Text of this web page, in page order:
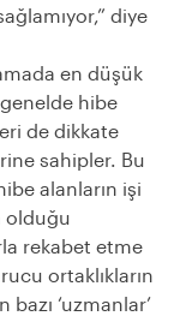
diye
en düşük
hibe
de dikkate
sahipler. Bu
alanların işi
olduğu
rekabet etme
ortaklıkların
‘uzmanlar’